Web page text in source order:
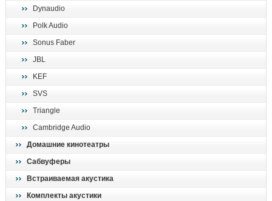
Dynaudio
Polk Audio
Sonus Faber
JBL
KEF
SVS
Triangle
Cambridge Audio
Домашние кинотеатры
Сабвуферы
Встраиваемая акустика
Комплекты акустики